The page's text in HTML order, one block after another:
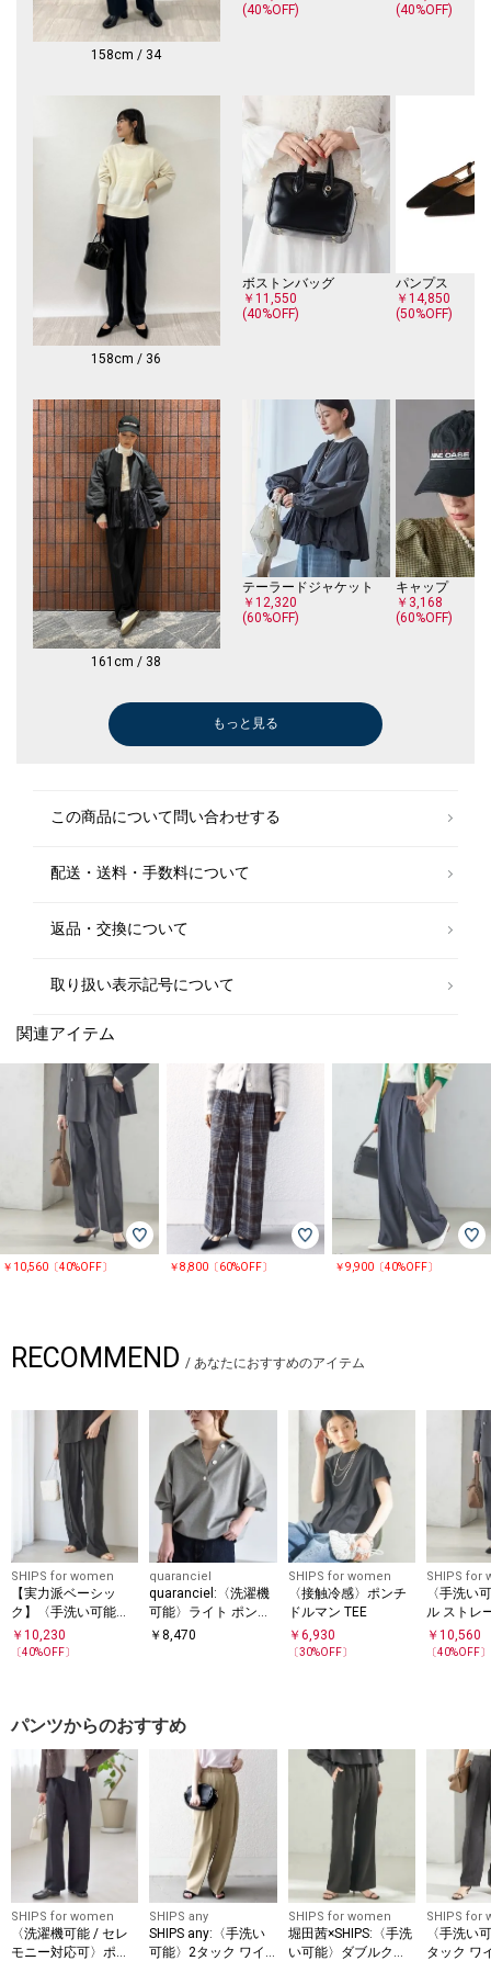
▼シリーズもございます。
ツイル ストレート パンツ（品番：313-12-2194）
生地の厚み：中間
伸縮性：やや有
-------------------------------------
※撮影環境により商品の色味が異なって見える場合がございます。商品の
お色味は、物撮り画像をご参考にしてください。
※末永く愛用頂く為に、アテンションタグを必ずご確認の上、着用又はお
取り扱いください。
※画像の商品はサンプルです。
158cm / 34
(40%OFF)
(40%OFF)
158cm / 36
ボストンバッグ
￥11,550
(40%OFF)
パンプス
￥14,850
(50%OFF)
161cm / 38
テーラードジャケット
￥12,320
(60%OFF)
キャップ
￥3,168
(60%OFF)
ショルダーバッグ
ショルダーバッグ
モカシン/デッキシューズ
パンプス
￥69,300
もっと見る
この商品について問い合わせする
配送・送料・手数料について
返品・交換について
取り扱い表示記号について
関連アイテム
￥10,560〔40%OFF〕 ￥8,800〔60%OFF〕 ￥9,900〔40%OFF〕
RECOMMEND / あなたにおすすめのアイテム
SHIPS for women
【実力派ベーシッ
ク】〈手洗い可能〉
レーヨン ナイロン イ
ージー パンツ
￥ 10,230
〔40%OFF〕
quaranciel
quaranciel:〈洗濯機
可能〉ライト ポンチ
ドロスト ポロ プルオ
￥8,470
SHIPS for women
〈接触冷感〉ポンチ
ドルマン TEE
￥ 6,930
〔30%OFF〕
SHIPS for
〈手洗い
ル ストレ
（セット
応）
￥10,560
〔40%OFF〕
パンツからのおすすめ
SHIPS for women
〈洗濯機可能 / セレ
モニー対応可〉ポリ
SHIPS any
SHIPS any:〈手洗い
可能〉2タック ワイ
SHIPS for women
堀田茜×SHIPS:〈手洗
い可能〉ダブルクロ
SHIPS for
〈手洗い
タック ワ